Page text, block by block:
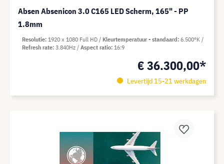
Absen Absenicon 3.0 C165 LED Scherm, 165" - PP
1.8mm
€ 36.300,00*
Levertijd 15-21 werkdagen
Resolutie 1920 x 1080 Full HD Kleurtemperatuur - standaard 6.500°K
Refresh rate 3.840Hz Aspect ratio 16:9